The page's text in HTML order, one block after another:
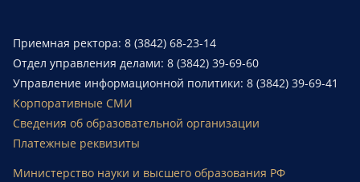
Приемная ректора: 8 (3842) 68-23-14
Отдел управления делами: 8 (3842) 39-69-60
Управление информационной политики: 8 (3842) 39-69-41
Корпоративные СМИ
Сведения об образовательной организации
Платежные реквизиты
Министерство науки и высшего образования РФ